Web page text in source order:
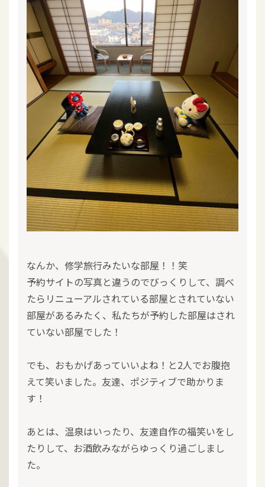
なんか、修学旅行みたいな部屋！！笑
予約サイトの写真と違うのでびっくりして、調べ
たらリニューアルされている部屋とされていない
部屋があるみたく、私たちが予約した部屋はされ
ていない部屋でした！
でも、おもかげあっていいよね！と2人でお腹抱
えて笑いました。友達、ポジティブで助かりま
す！
あとは、温泉はいったり、友達自作の福笑いをし
たりして、お酒飲みながらゆっくり過ごしまし
た。